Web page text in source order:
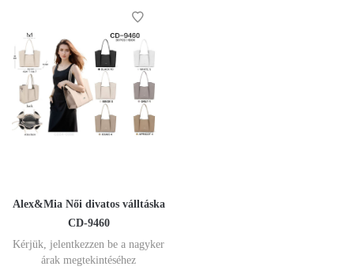
Alex&Mia Női divatos válltáska
CD-9460
Kérjük, jelentkezzen be a nagyker
árak megtekintéséhez